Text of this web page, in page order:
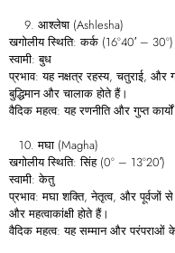
आश्लेषा (Ashlesha)
खगोलीय स्थिति: कर्क (16°40′ – 30°)
स्वामी: बुध
प्रभाव: यह नक्षत्र रहस्य, चतुराई,
बुद्धिमान और चालाक होते हैं।
वैदिक महत्व: यह रणनीति और गुप्त
मघा (Magha)
खगोलीय स्थिति: सिंह (0° – 13°20′)
स्वामी: केतु
प्रभाव: मघा शक्ति, नेतृत्व, और पूर्वजों
और महत्वाकांक्षी होते हैं।
वैदिक महत्व: यह सम्मान और परंपराओं के